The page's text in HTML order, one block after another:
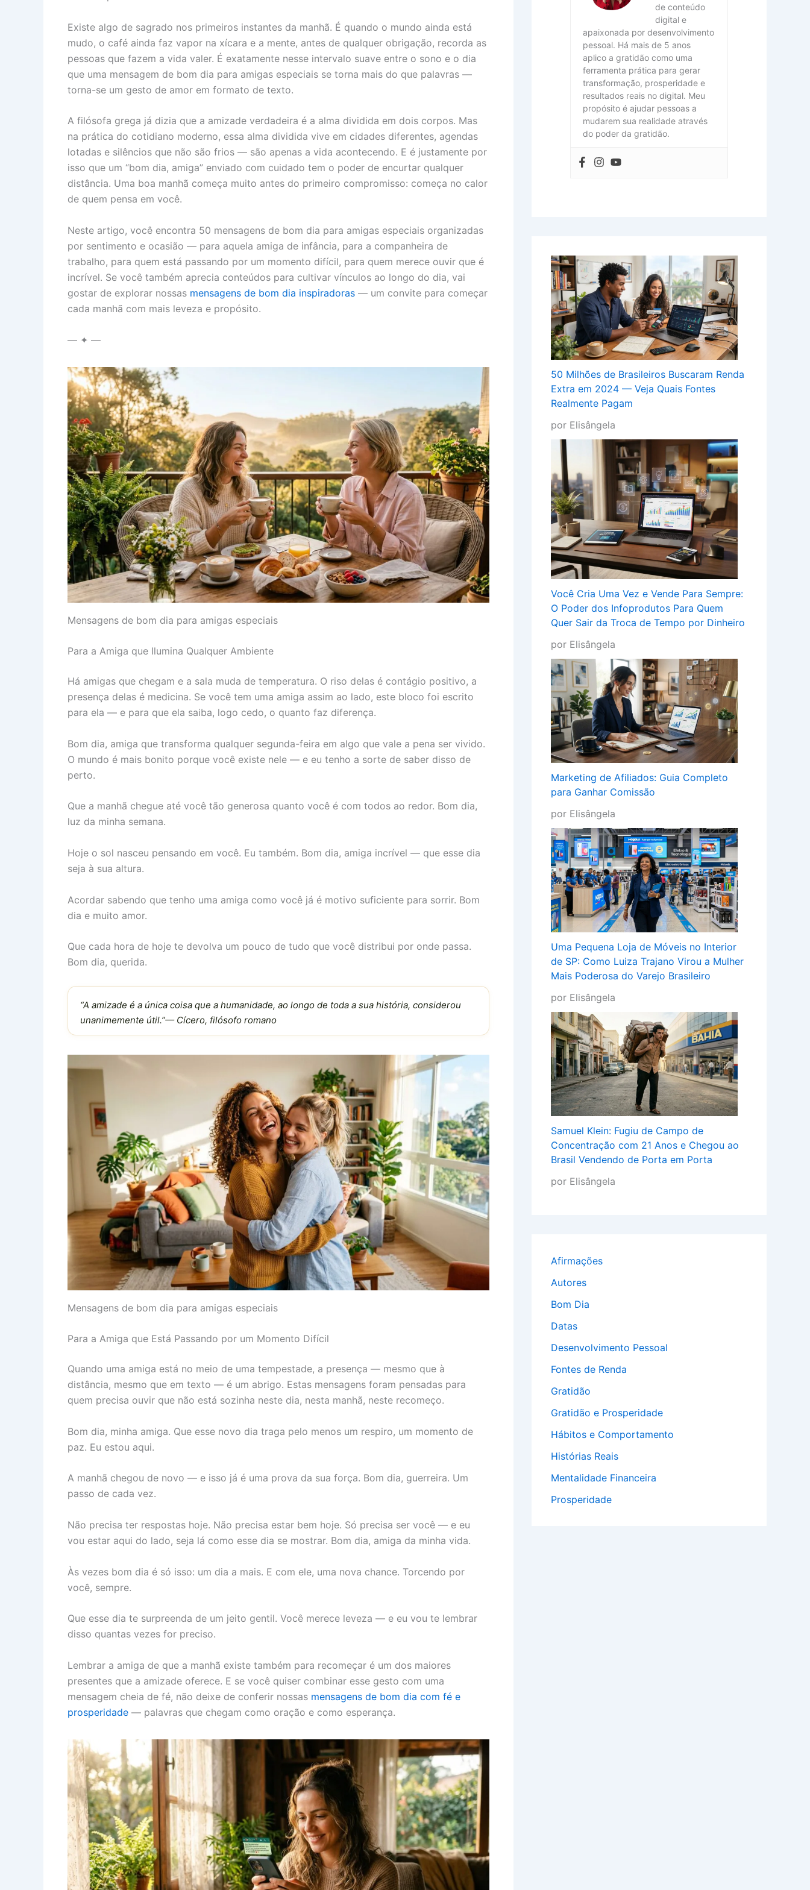
o
o
k
r
e
s
t
A
p
p
d
s
r
a
m
d
o
n
d
I
n
n
g
e
r
i
n
k
Existe algo de sagrado nos primeiros instantes da manhã. É quando o mundo ainda está
mudo, o café ainda faz vapor na xícara e a mente, antes de qualquer obrigação, recorda as
pessoas que fazem a vida valer. É exatamente nesse intervalo suave entre o sono e o dia
que uma mensagem de bom dia para amigas especiais se torna mais do que palavras —
torna-se um gesto de amor em formato de texto.
A filósofa grega já dizia que a amizade verdadeira é a alma dividida em dois corpos. Mas
na prática do cotidiano moderno, essa alma dividida vive em cidades diferentes, agendas
lotadas e silêncios que não são frios — são apenas a vida acontecendo. E é justamente por
isso que um “bom dia, amiga” enviado com cuidado tem o poder de encurtar qualquer
distância. Uma boa manhã começa muito antes do primeiro compromisso: começa no calor
de quem pensa em você.
Neste artigo, você encontra 50 mensagens de bom dia para amigas especiais organizadas
por sentimento e ocasião — para aquela amiga de infância, para a companheira de
trabalho, para quem está passando por um momento difícil, para quem merece ouvir que é
incrível. Se você também aprecia conteúdos para cultivar vínculos ao longo do dia, vai
gostar de explorar nossas mensagens de bom dia inspiradoras — um convite para começar
cada manhã com mais leveza e propósito.
— ✦ —
Mensagens de bom dia para amigas especiais
Para a Amiga que Ilumina Qualquer Ambiente
Há amigas que chegam e a sala muda de temperatura. O riso delas é contágio positivo, a
presença delas é medicina. Se você tem uma amiga assim ao lado, este bloco foi escrito
para ela — e para que ela saiba, logo cedo, o quanto faz diferença.
Bom dia, amiga que transforma qualquer segunda-feira em algo que vale a pena ser vivido.
O mundo é mais bonito porque você existe nele — e eu tenho a sorte de saber disso de
perto.
Que a manhã chegue até você tão generosa quanto você é com todos ao redor. Bom dia,
luz da minha semana.
Hoje o sol nasceu pensando em você. Eu também. Bom dia, amiga incrível — que esse dia
seja à sua altura.
Acordar sabendo que tenho uma amiga como você já é motivo suficiente para sorrir. Bom
dia e muito amor.
Que cada hora de hoje te devolva um pouco de tudo que você distribui por onde passa.
Bom dia, querida.
“A amizade é a única coisa que a humanidade, ao longo de toda a sua história, considerou
unanimemente útil.”— Cícero, filósofo romano
Mensagens de bom dia para amigas especiais
Para a Amiga que Está Passando por um Momento Difícil
Quando uma amiga está no meio de uma tempestade, a presença — mesmo que à
distância, mesmo que em texto — é um abrigo. Estas mensagens foram pensadas para
quem precisa ouvir que não está sozinha neste dia, nesta manhã, neste recomeço.
Bom dia, minha amiga. Que esse novo dia traga pelo menos um respiro, um momento de
paz. Eu estou aqui.
A manhã chegou de novo — e isso já é uma prova da sua força. Bom dia, guerreira. Um
passo de cada vez.
Não precisa ter respostas hoje. Não precisa estar bem hoje. Só precisa ser você — e eu
vou estar aqui do lado, seja lá como esse dia se mostrar. Bom dia, amiga da minha vida.
Às vezes bom dia é só isso: um dia a mais. E com ele, uma nova chance. Torcendo por
você, sempre.
Que esse dia te surpreenda de um jeito gentil. Você merece leveza — e eu vou te lembrar
disso quantas vezes for preciso.
Lembrar a amiga de que a manhã existe também para recomeçar é um dos maiores
presentes que a amizade oferece. E se você quiser combinar esse gesto com uma
mensagem cheia de fé, não deixe de conferir nossas mensagens de bom dia com fé e
prosperidade — palavras que chegam como oração e como esperança.
de conteúdo
digital e
apaixonada por desenvolvimento
pessoal. Há mais de 5 anos
aplico a gratidão como uma
ferramenta prática para gerar
transformação, prosperidade e
resultados reais no digital. Meu
propósito é ajudar pessoas a
mudarem sua realidade através
do poder da gratidão.
50 Milhões de Brasileiros Buscaram Renda
Extra em 2024 — Veja Quais Fontes
Realmente Pagam
por Elisângela
Você Cria Uma Vez e Vende Para Sempre:
O Poder dos Infoprodutos Para Quem
Quer Sair da Troca de Tempo por Dinheiro
por Elisângela
Marketing de Afiliados: Guia Completo
para Ganhar Comissão
por Elisângela
Uma Pequena Loja de Móveis no Interior
de SP: Como Luiza Trajano Virou a Mulher
Mais Poderosa do Varejo Brasileiro
por Elisângela
Samuel Klein: Fugiu de Campo de
Concentração com 21 Anos e Chegou ao
Brasil Vendendo de Porta em Porta
por Elisângela
Afirmações
Autores
Bom Dia
Datas
Desenvolvimento Pessoal
Fontes de Renda
Gratidão
Gratidão e Prosperidade
Hábitos e Comportamento
Histórias Reais
Mentalidade Financeira
Prosperidade